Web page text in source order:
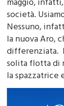
maggio,
società.
Nessuno,
la nuova Aro,
differenziata.
solita flotta di
la